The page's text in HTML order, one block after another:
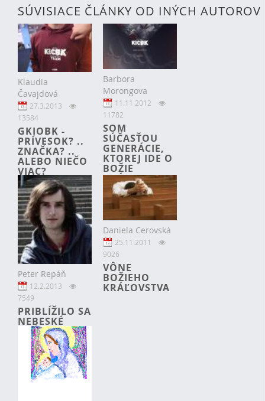
SÚVISIACE ČLÁNKY OD INÝCH AUTOROV
Klaudia
Čavajdová
27.3.2013
13584
GKIOBK -
PRÍVESOK? ..
ZNAČKA? ..
ALEBO NIEČO
VIAC?
Barbora
Morongova
11.11.2012
11782
SOM
SÚČASŤOU
GENERÁCIE,
KTOREJ IDE O
BOŽIE
KRÁĽOVSTVO.
Peter Repáň
12.2.2013
7549
PRIBLÍŽILO SA
NEBESKÉ
KRÁĽOVSTVO
Daniela Cerovská
25.11.2011
9026
VÔNE
BOŽIEHO
KRÁĽOVSTVA